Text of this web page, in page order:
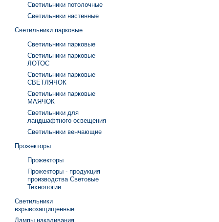
Светильники потолочные
Светильники настенные
Светильники парковые
Светильники парковые
Светильники парковые
ЛОТОС
Светильники парковые
СВЕТЛЯЧОК
Светильники парковые
МАЯЧОК
Светильники для
ландшафтного освещения
Светильники венчающие
Прожекторы
Прожекторы
Прожекторы - продукция
производства Световые
Технологии
Светильники
взрывозащищенные
Лампы накаливания